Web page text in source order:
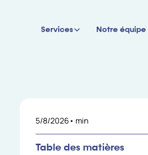
Services Notre équipe
5/8/2026• min
Table des matières